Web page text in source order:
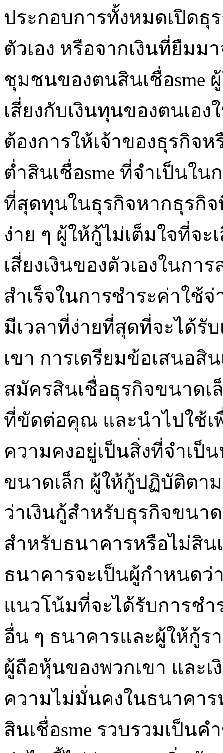
ประกอบการทั้งหมดเปิดธุ
ตัวเอง หรือจากเงินที่ยืม
ชุมชนของตนสินเชื่อsme
เสี่ยงกับเงินทุนของตนเอ
ต้องการให้เจ้าของธุรกิจ
ต่ำสินเชื่อsme ที่จำเป็นใ
ที่สุดทุนในธุรกิจหากธุรกิจ
ง่าย ๆ ผู้ให้กู้ไม่เต็มใจที่จะ
เสี่ยงเงินของตัวเองในก
สำเร็จในการชำระค่าใช้
มีเวลาที่ง่ายที่สุดที่จะได้รั
เขา การเตรียมข้อเสนอสิ
สมัครสินเชื่อธุรกิจขนาดเ
ที่ขัดต่อคุณ และนำไปใช้เ
ความคงอยู่เป็นสิ่งที่จำเป็
ขนาดเล็ก ผู้ให้กู้ปฏิบัติตา
ว่าเงินกู้สำหรับธุรกิจขนา
สำหรับธนาคารหรือไม่สิน
ธนาคารจะเป็นผู้กำหนดว่
แนวโน้มที่จะได้รับการชำ
อื่น ๆ ธนาคารและผู้ให้กู้ร
ผู้ถือหุ้นของพวกเขา และ
ความไม่มั่นคงในธนาคาร
สินเชื่อsme รวบรวมเป็น